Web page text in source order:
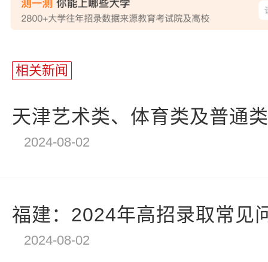
相关新闻
天津艺术类、体育类及普通
2024-08-02
福建：2024年高招录取常见
2024-08-02